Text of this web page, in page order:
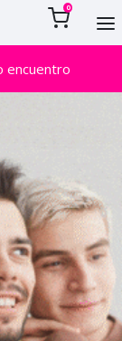
0
encuentro